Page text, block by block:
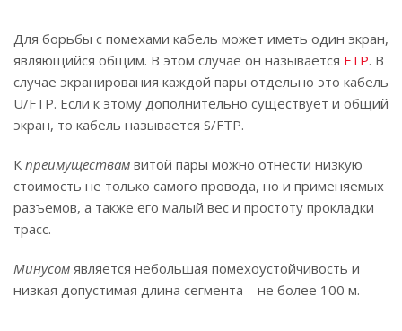
Для борьбы с помехами кабель может иметь один экран,
являющийся общим. В этом случае он называется FTP. В
случае экранирования каждой пары отдельно это кабель
U/FTP. Если к этому дополнительно существует и общий
экран, то кабель называется S/FTP.
К преимуществам витой пары можно отнести низкую
стоимость не только самого провода, но и применяемых
разъемов, а также его малый вес и простоту прокладки
трасс.
Минусом является небольшая помехоустойчивость и
низкая допустимая длина сегмента – не более 100 м.